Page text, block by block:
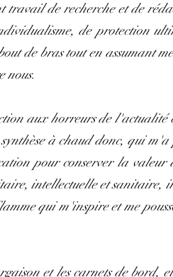
de recherche et de
de protection
de bras tout en assumant
nous.
aux horreurs de l'actualité
à chaud donc, qui
pour conserver la valeur
intellectuelle et sanitaire,
qui m'inspire et me
et les carnets de bord,